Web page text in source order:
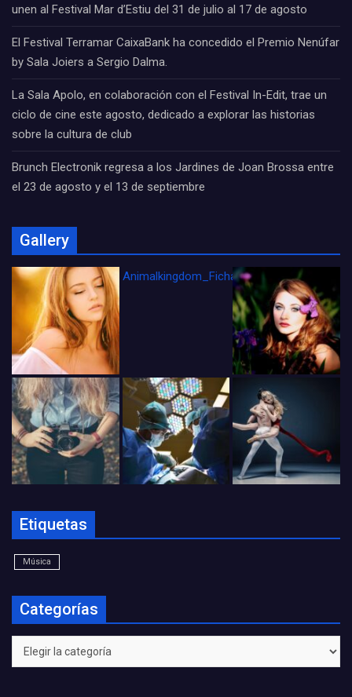
unen al Festival Mar d’Estiu del 31 de julio al 17 de agosto
El Festival Terramar CaixaBank ha concedido el Premio Nenúfar
by Sala Joiers a Sergio Dalma.
La Sala Apolo, en colaboración con el Festival In-Edit, trae un
ciclo de cine este agosto, dedicado a explorar las historias
sobre la cultura de club
Brunch Electronik regresa a los Jardines de Joan Brossa entre
el 23 de agosto y el 13 de septiembre
Gallery
Animalkingdom_FichaCine
Etiquetas
Música
Categorías
Categorías